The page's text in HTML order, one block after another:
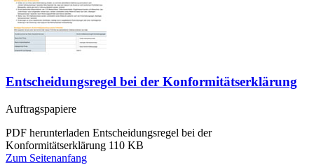
Entscheidungsregel bei der Konformitätserklärung
Auftragspapiere
PDF herunterladen Entscheidungsregel bei der
Konformitätserklärung 110 KB
Zum Seitenanfang